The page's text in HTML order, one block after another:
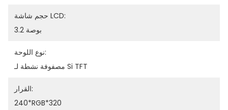
حجم شاشة LCD:
3.2 بوصة
نوع اللوحة:
مصفوفة نشطة لـ Si TFT
القرار:
240*RGB*320